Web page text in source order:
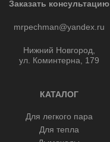
Заказать консультацию
mrpechman@yandex.ru
Нижний Новгород,
ул. Коминтерна, 179
КАТАЛОГ
Для легкого пара
Для тепла